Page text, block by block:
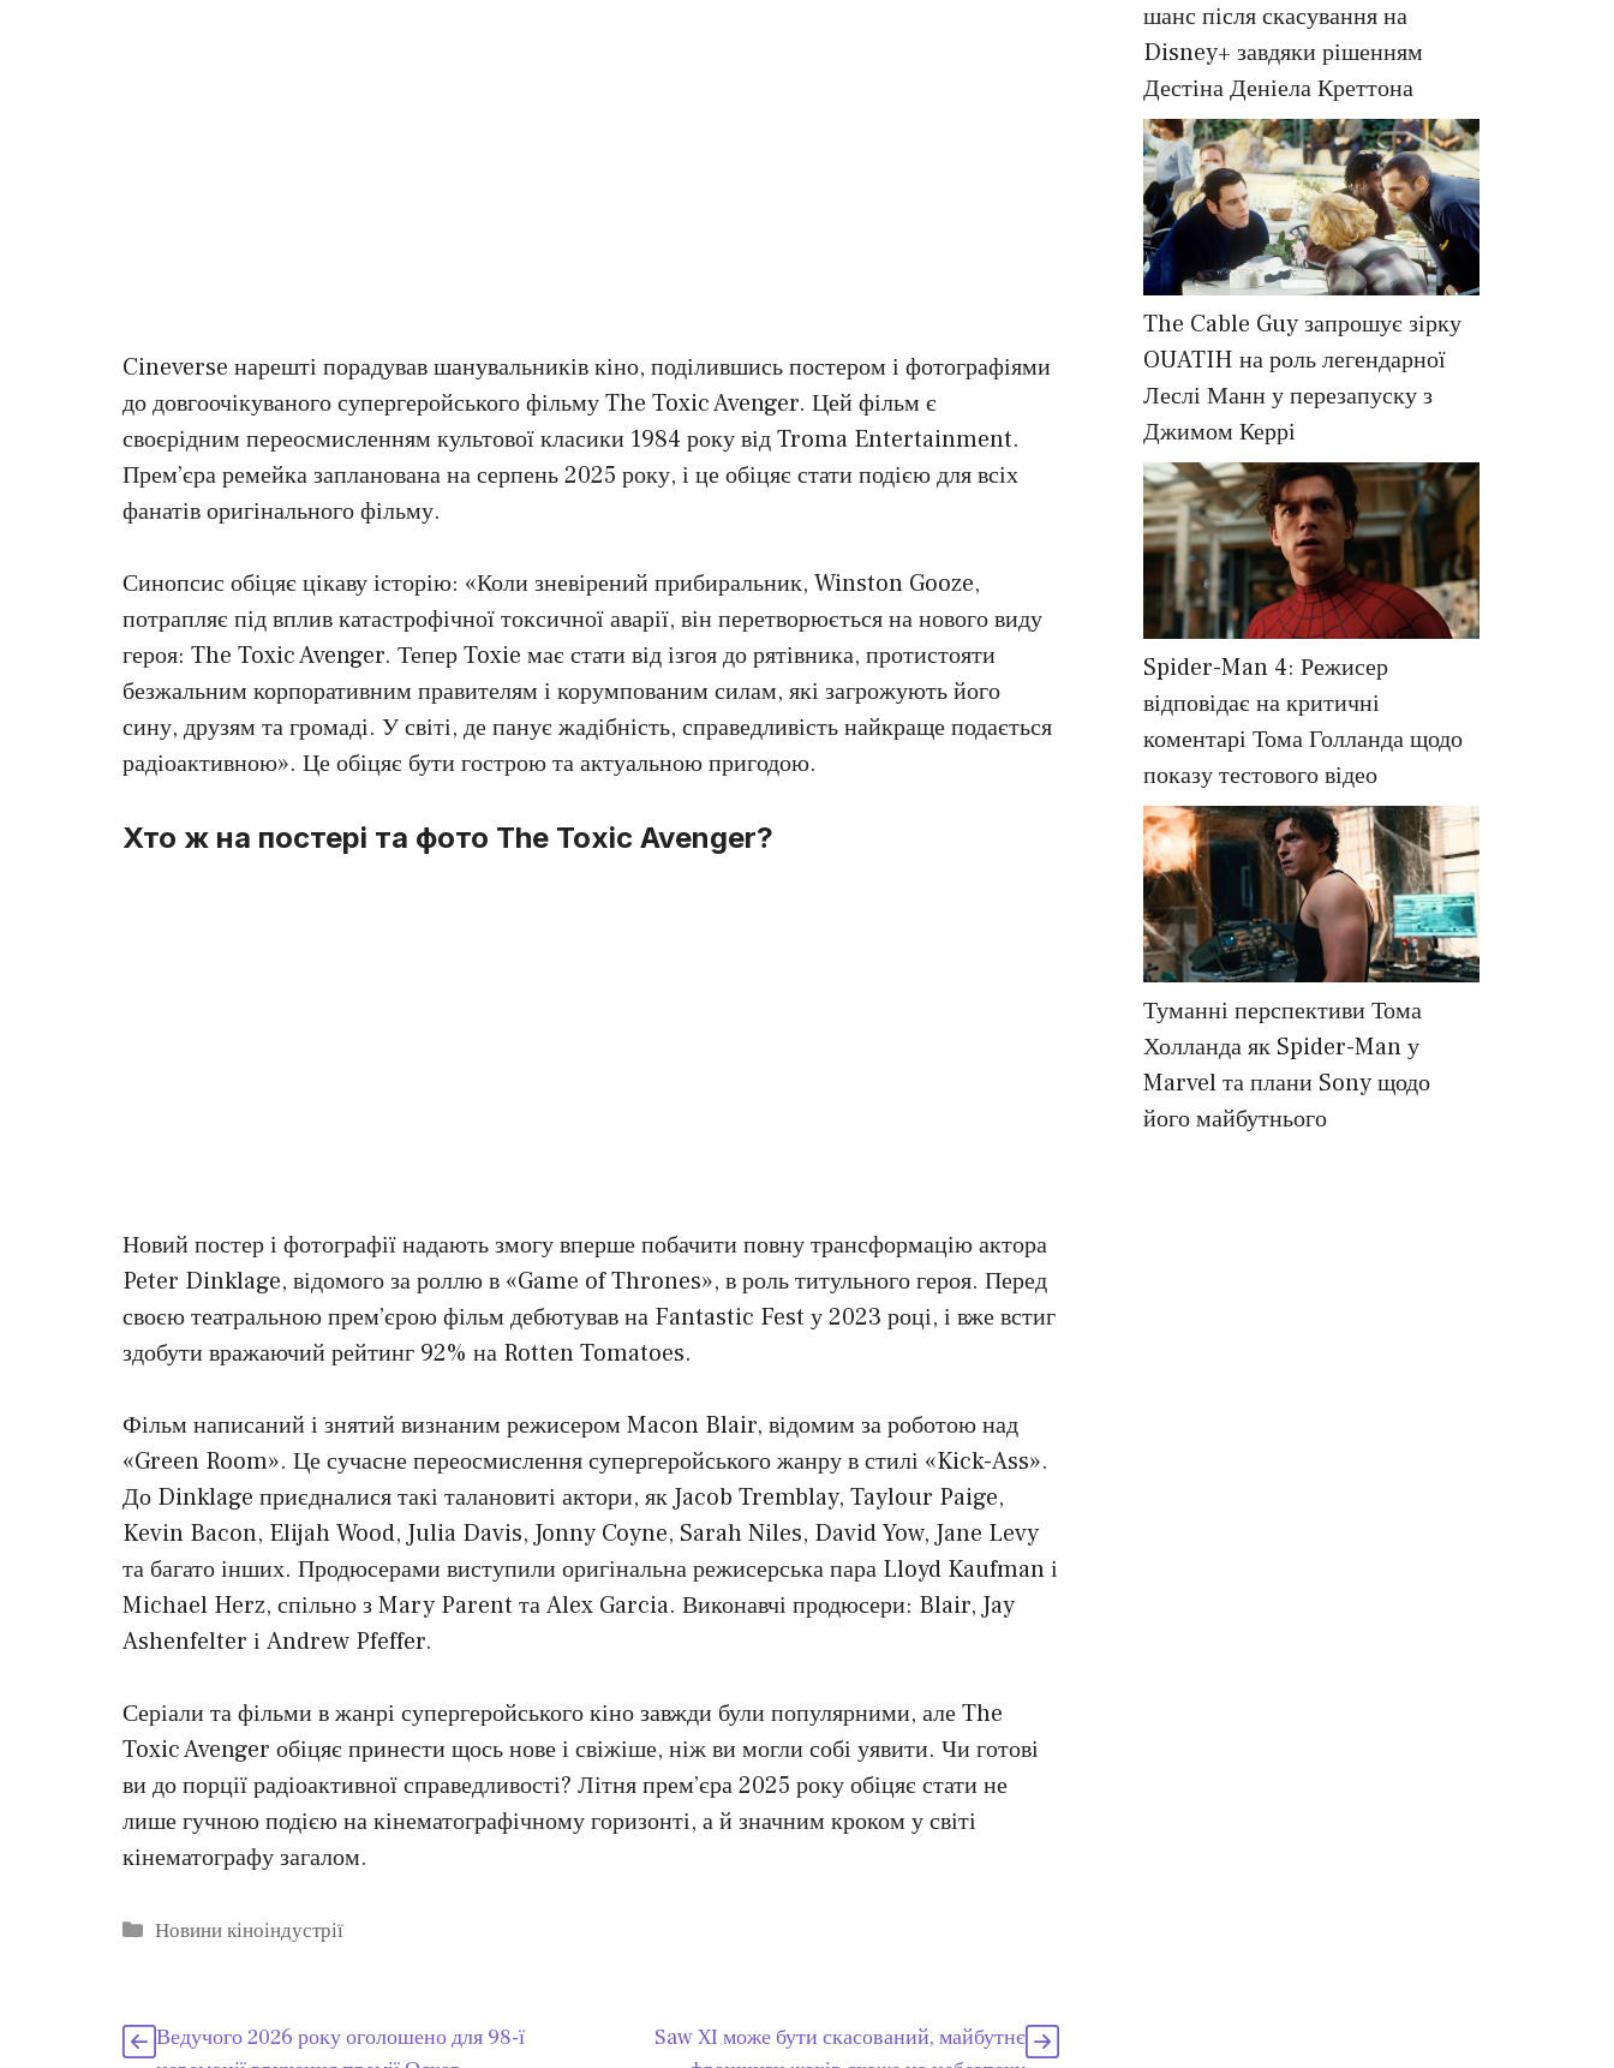
Cineverse нарешті порадував шанувальників кіно, поділившись постером і фотографіями
до довгоочікуваного супергеройського фільму The Toxic Avenger. Цей фільм є
своєрідним переосмисленням культової класики 1984 року від Troma Entertainment.
Прем’єра ремейка запланована на серпень 2025 року, і це обіцяє стати подією для всіх
фанатів оригінального фільму.
Синопсис обіцяє цікаву історію: «Коли зневірений прибиральник, Winston Gooze,
потрапляє під вплив катастрофічної токсичної аварії, він перетворюється на нового виду
героя: The Toxic Avenger. Тепер Toxie має стати від ізгоя до рятівника, протистояти
безжальним корпоративним правителям і корумпованим силам, які загрожують його
сину, друзям та громаді. У світі, де панує жадібність, справедливість найкраще подається
радіоактивною». Це обіцяє бути гострою та актуальною пригодою.
Хто ж на постері та фото The Toxic Avenger?
Новий постер і фотографії надають змогу вперше побачити повну трансформацію актора
Peter Dinklage, відомого за роллю в «Game of Thrones», в роль титульного героя. Перед
своєю театральною прем’єрою фільм дебютував на Fantastic Fest у 2023 році, і вже встиг
здобути вражаючий рейтинг 92% на Rotten Tomatoes.
Фільм написаний і знятий визнаним режисером Macon Blair, відомим за роботою над
«Green Room». Це сучасне переосмислення супергеройського жанру в стилі «Kick-Ass».
До Dinklage приєдналися такі талановиті актори, як Jacob Tremblay, Taylour Paige,
Kevin Bacon, Elijah Wood, Julia Davis, Jonny Coyne, Sarah Niles, David Yow, Jane Levy
та багато інших. Продюсерами виступили оригінальна режисерська пара Lloyd Kaufman і
Michael Herz, спільно з Mary Parent та Alex Garcia. Виконавчі продюсери: Blair, Jay
Ashenfelter і Andrew Pfeffer.
Серіали та фільми в жанрі супергеройського кіно завжди були популярними, але The
Toxic Avenger обіцяє принести щось нове і свіжіше, ніж ви могли собі уявити. Чи готові
ви до порції радіоактивної справедливості? Літня прем’єра 2025 року обіцяє стати не
лише гучною подією на кінематографічному горизонті, а й значним кроком у світі
кінематографу загалом.
Категорії
Новини кіноіндустрії
Ведучого 2026 року оголошено для 98-ї
Saw XI може бути скасований, майбутнє
шанс після скасування на
Disney+ завдяки рішенням
Дестіна Деніела Креттона
The Cable Guy запрошує зірку
OUATIH на роль легендарної
Леслі Манн у перезапуску з
Джимом Керрі
Spider-Man 4: Режисер
відповідає на критичні
коментарі Тома Голланда щодо
показу тестового відео
Туманні перспективи Тома
Холланда як Spider-Man у
Marvel та плани Sony щодо
його майбутнього